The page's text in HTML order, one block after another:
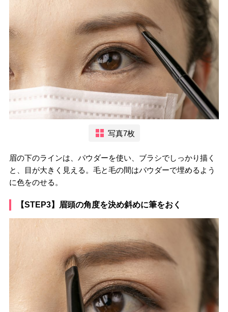
写真7枚
眉の下のラインは、パウダーを使い、ブラシでしっかり描く
と、目が大きく見える。毛と毛の間はパウダーで埋めるよう
に色をのせる。
【STEP3】眉頭の角度を決め斜めに筆をおく